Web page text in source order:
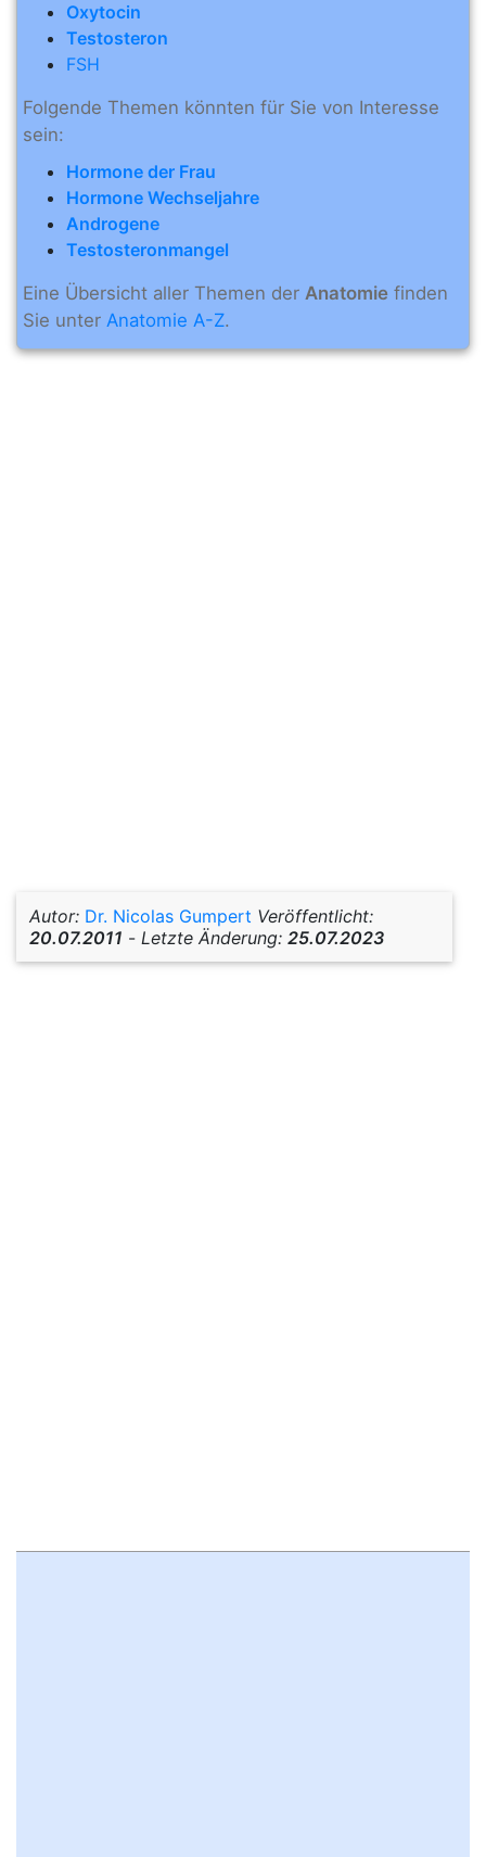
Oxytocin
Testosteron
FSH
Folgende Themen könnten für Sie von Interesse
sein:
Hormone der Frau
Hormone Wechseljahre
Androgene
Testosteronmangel
Eine Übersicht aller Themen der Anatomie finden
Sie unter Anatomie A-Z.
Autor: Dr. Nicolas Gumpert Veröffentlicht:
20.07.2011 - Letzte Änderung: 25.07.2023